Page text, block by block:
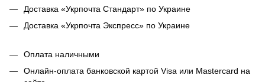
Доставка «Укрпочта Стандарт» по Украине
Доставка «Укрпочта Экспресс» по Украине
Оплата наличными
Онлайн-оплата банковской картой Visa или Mastercard на